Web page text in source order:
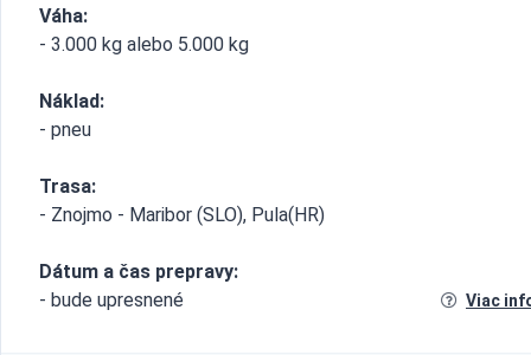
Váha:
- 3.000 kg alebo 5.000 kg
Náklad:
- pneu
Trasa:
- Znojmo - Maribor (SLO), Pula(HR)
Dátum a čas prepravy:
- bude upresnené
Viac